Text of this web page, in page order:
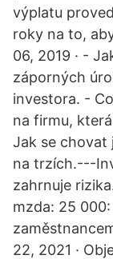
výplatu
roky na to,
06, 2019 · -
záporných
investora. -
na firmu,
Jak se chovat
na trzích.---
zahrnuje
mzda: 25
22, 2021 ·